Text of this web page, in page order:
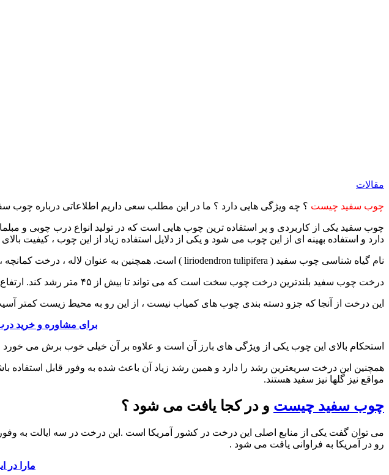
مقالات
چوب سفید چیست ؟ چه ویژگی هایی دارد ؟ ما در این مطلب سعی داریم اطلاعاتی درباره چوب
چوب سفید یکی از کاربردی و پر استفاده ترین چوب هایی است که در تولید انواع درب چوبی و
دارد و استفاده بهینه ای از این چوب می شود و یکی از دلایل استفاده زیاد از این چوب ، کیفیت
نام گیاه شناسی چوب سفید ( liriodendron tulipifera ) است. همچنین به عنوان لاله ، درخت کمانچه ، صنوبر ، درخت لاله آمریکایی و صنوبر زرد شناخته می شود.
درخت چوب سفید بلندترین درخت چوب سخت است که می تواند تا بیش از ۴۵ متر رشد کند. ارتفاع درخت چیزی است که آن را با ارزش ترین درختان چوبی در جهان می کند.
این درخت از آنجا که جزو دسته بندی چوب های کمیاب نیست ، از این رو به محیط زیست کمتر
برای مشاوره و خرید
استحکام بالای این چوب یکی از ویژگی های بارز آن است و علاوه بر آن خیلی خوب برش می خورد
همچنین این درخت سریعترین رشد را دارد و همین رشد زیاد آن باعث شده به وفور قابل
مواقع نیز گلها نیز سفید هستند.
چوب سفید چیست و در کجا یافت می شود ؟
می توان گفت یکی از منابع اصلی این درخت در کشور آمریکا است .این درخت در سه ایالت به
رو در آمریکا به فراوانی یافت می شود .
مارا در